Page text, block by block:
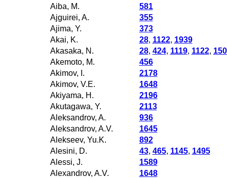
Aiba, M.
581
Ajguirei, A.
355
Ajima, Y.
373
Akai, K.
28, 1122, 1939
Akasaka, N.
28, 424, 1119, 1122,
Akemoto, M.
456
Akimov, I.
2178
Akimov, V.E.
1648
Akiyama, H.
2196
Akutagawa, Y.
2113
Aleksandrov, A.
936
Aleksandrov, A.V.
1645
Alekseev, Yu.K.
892
Alesini, D.
43, 465, 1145, 1495
Alessi, J.
1589
Alexandrov, A.V.
1648